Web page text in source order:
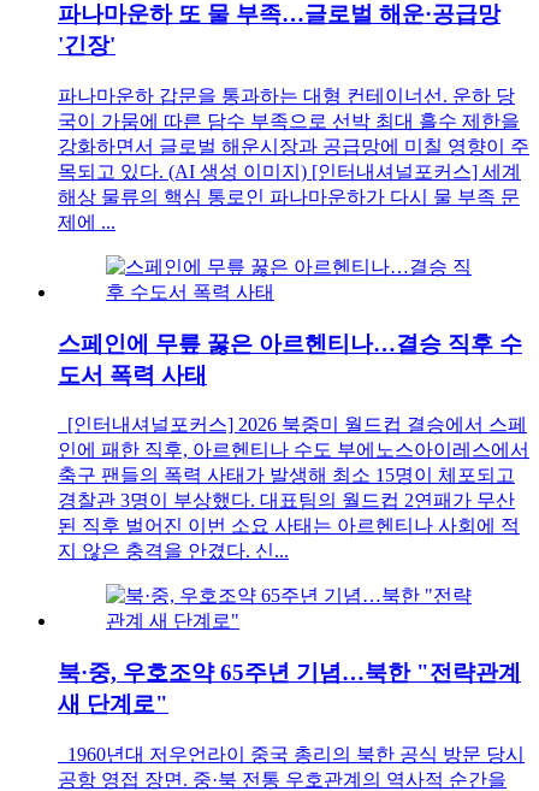
파나마운하 또 물 부족…글로벌 해운·공급망
'긴장'
파나마운하 갑문을 통과하는 대형 컨테이너선. 운하 당
국이 가뭄에 따른 담수 부족으로 선박 최대 흘수 제한을
강화하면서 글로벌 해운시장과 공급망에 미칠 영향이 주
목되고 있다. (AI 생성 이미지) [인터내셔널포커스] 세계
해상 물류의 핵심 통로인 파나마운하가 다시 물 부족 문
제에 ...
스페인에 무릎 꿇은 아르헨티나…결승 직후 수
도서 폭력 사태
[인터내셔널포커스] 2026 북중미 월드컵 결승에서 스페
인에 패한 직후, 아르헨티나 수도 부에노스아이레스에서
축구 팬들의 폭력 사태가 발생해 최소 15명이 체포되고
경찰관 3명이 부상했다. 대표팀의 월드컵 2연패가 무산
된 직후 벌어진 이번 소요 사태는 아르헨티나 사회에 적
지 않은 충격을 안겼다. 신...
북·중, 우호조약 65주년 기념…북한 "전략관계
새 단계로"
1960년대 저우언라이 중국 총리의 북한 공식 방문 당시
공항 영접 장면. 중·북 전통 우호관계의 역사적 순간을